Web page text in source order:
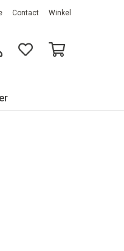
Contact Winkel